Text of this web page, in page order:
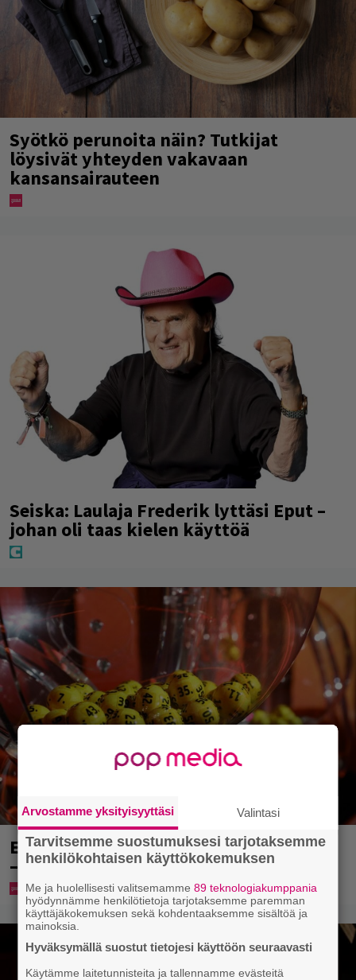
Syötkö perunoita näin? Tutkijat
löysivät yhteyden vakavaan
kansansairauteen
Seiska: Laulaja Frederik lyttäsi Eput –
johan oli taas kielen käyttöä
Eurojackpotista 80 000 euroa Suomeen
– tänne
Arvostamme yksityisyyttäsi Valintasi
Tarvitsemme suostumuksesi tarjotaksemme
henkilökohtaisen käyttökokemuksen
Me ja huolellisesti valitsemamme89 teknologiakumppania
hyödynnämme henkilötietoja tarjotaksemme paremman
käyttäjäkokemuksen sekä kohdentaaksemme sisältöä ja
mainoksia.
Hyväksymällä suostut tietojesi käyttöön seuraavasti
Käytämme laitetunnisteita ja tallennamme evästeitä